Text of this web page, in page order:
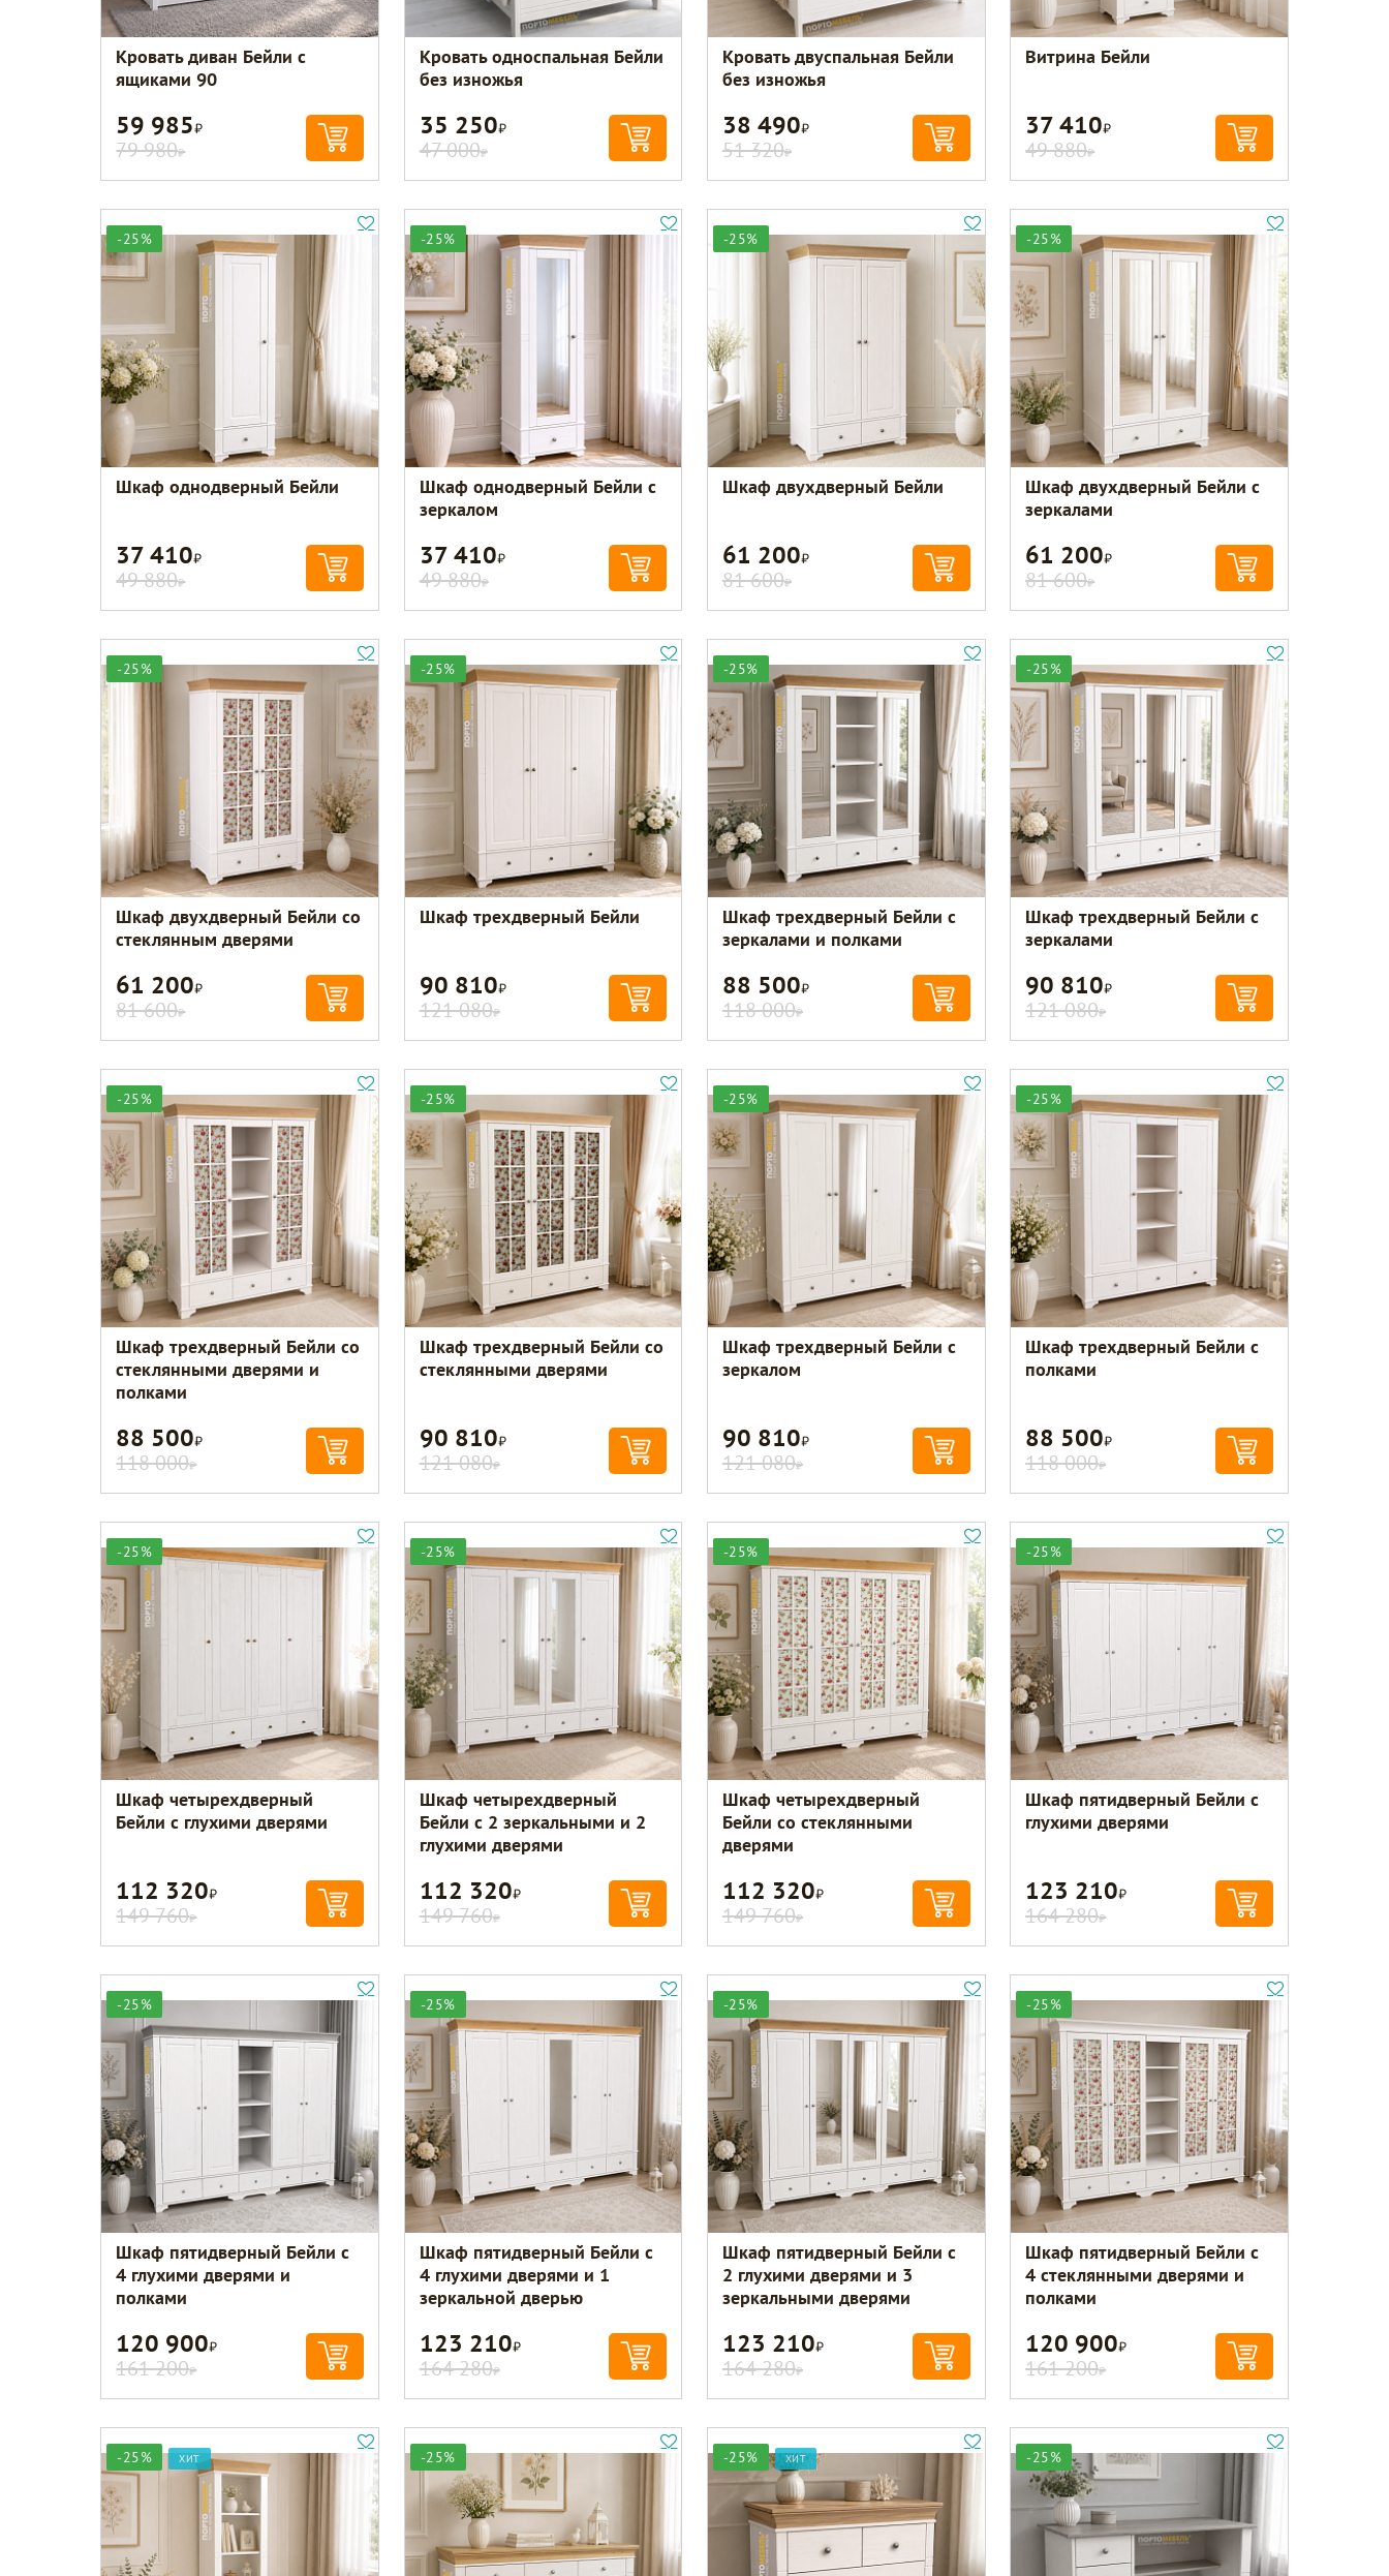
Кровать диван Бейли с
ящиками 90
59 985Р
79 980Р
Кровать односпальная Бейли
без изножья
35 250Р
47 000Р
Кровать двуспальная Бейли
без изножья
38 490Р
51 320Р
Витрина Бейли
37 410Р
49 880Р
-25%
Шкаф однодверный Бейли
37 410Р
49 880Р
-25%
Шкаф однодверный Бейли с
зеркалом
37 410Р
49 880Р
-25%
Шкаф двухдверный Бейли
61 200Р
81 600Р
-25%
Шкаф двухдверный Бейли с
зеркалами
61 200Р
81 600Р
-25%
Шкаф двухдверный Бейли со
стеклянным дверями
61 200Р
81 600Р
-25%
Шкаф трехдверный Бейли
90 810Р
121 080Р
-25%
Шкаф трехдверный Бейли с
зеркалами и полками
88 500Р
118 000Р
-25%
Шкаф трехдверный Бейли с
зеркалами
90 810Р
121 080Р
-25%
Шкаф трехдверный Бейли со
стеклянными дверями и
полками
88 500Р
118 000Р
-25%
Шкаф трехдверный Бейли со
стеклянными дверями
90 810Р
121 080Р
-25%
Шкаф трехдверный Бейли с
зеркалом
90 810Р
121 080Р
-25%
Шкаф трехдверный Бейли с
полками
88 500Р
118 000Р
-25%
Шкаф четырехдверный
Бейли с глухими дверями
112 320Р
149 760Р
-25%
Шкаф четырехдверный
Бейли с 2 зеркальными и 2
глухими дверями
112 320Р
149 760Р
-25%
Шкаф четырехдверный
Бейли со стеклянными
дверями
112 320Р
149 760Р
-25%
Шкаф пятидверный Бейли с
глухими дверями
123 210Р
164 280Р
-25%
Шкаф пятидверный Бейли с
4 глухими дверями и
полками
120 900Р
161 200Р
-25%
Шкаф пятидверный Бейли с
4 глухими дверями и 1
зеркальной дверью
123 210Р
164 280Р
-25%
Шкаф пятидверный Бейли с
2 глухими дверями и 3
зеркальными дверями
123 210Р
164 280Р
-25%
Шкаф пятидверный Бейли с
4 стеклянными дверями и
полками
120 900Р
161 200Р
-25% ХИТ -25% -25% ХИТ -25%